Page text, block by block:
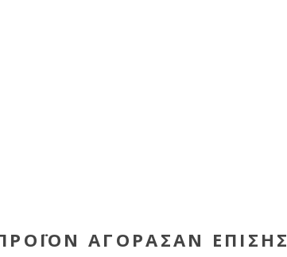
ΑΓΌΡΑΣΑΝ ΕΠΊΣΗΣ